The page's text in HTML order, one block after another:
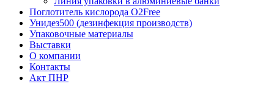
Поглотитель кислорода O2Free
Унидез500 (дезинфекция производств)
Упаковочные материалы
Выставки
О компании
Контакты
Акт ПНР